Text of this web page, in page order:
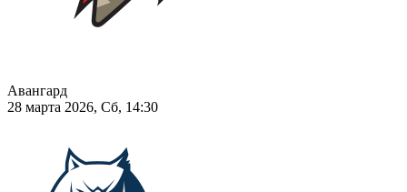
Авангард
28 марта 2026, Сб, 14:30